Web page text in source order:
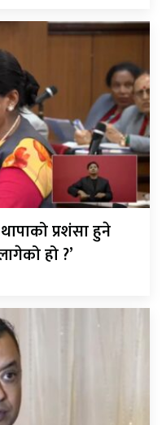
प्रशंसा हुने
हो ?’